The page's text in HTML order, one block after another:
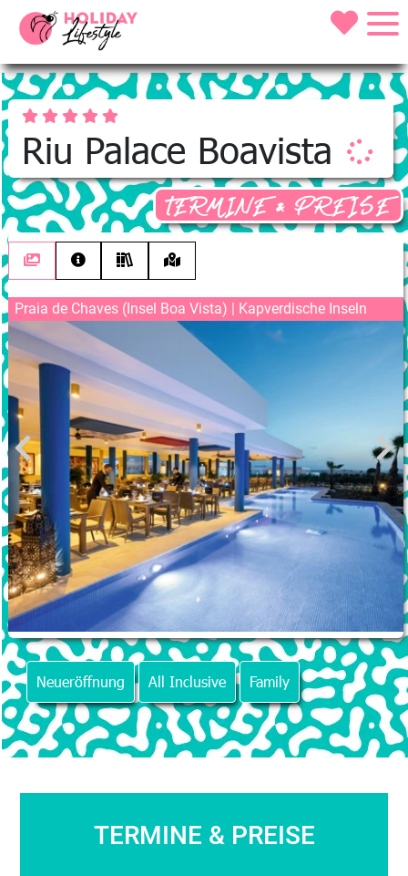
Riu Palace Boavista
TERMINE & PREISE
Praia de Chaves (Insel Boa Vista) | Kapverdische Inseln
Neueröffnung All Inclusive Family
TERMINE & PREISE